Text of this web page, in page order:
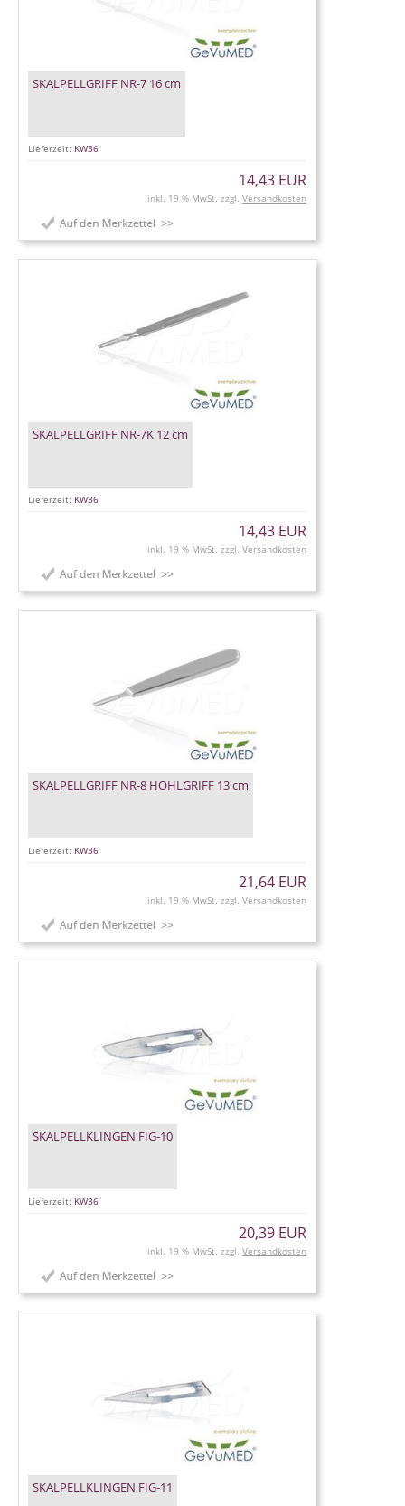
SKALPELLGRIFF NR-7 16 cm
Lieferzeit: KW36
14,43 EUR
inkl. 19 % MwSt. zzgl. Versandkosten
SKALPELLGRIFF NR-7K 12 cm
Lieferzeit: KW36
14,43 EUR
inkl. 19 % MwSt. zzgl. Versandkosten
SKALPELLGRIFF NR-8 HOHLGRIFF 13 cm
Lieferzeit: KW36
21,64 EUR
inkl. 19 % MwSt. zzgl. Versandkosten
SKALPELLKLINGEN FIG-10
Lieferzeit: KW36
20,39 EUR
inkl. 19 % MwSt. zzgl. Versandkosten
SKALPELLKLINGEN FIG-11